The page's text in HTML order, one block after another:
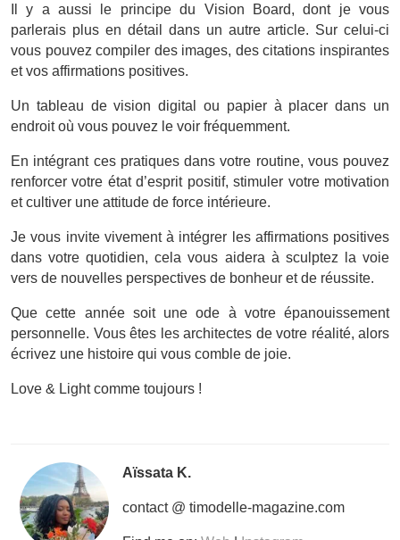
Il y a aussi le principe du Vision Board, dont je vous
parlerais plus en détail dans un autre article. Sur celui-ci
vous pouvez compiler des images, des citations inspirantes
et vos affirmations positives.
Un tableau de vision digital ou papier à placer dans un
endroit où vous pouvez le voir fréquemment.
En intégrant ces pratiques dans votre routine, vous pouvez
renforcer votre état d’esprit positif, stimuler votre motivation
et cultiver une attitude de force intérieure.
Je vous invite vivement à intégrer les affirmations positives
dans votre quotidien, cela vous aidera à sculptez la voie
vers de nouvelles perspectives de bonheur et de réussite.
Que cette année soit une ode à votre épanouissement
personnelle. Vous êtes les architectes de votre réalité, alors
écrivez une histoire qui vous comble de joie.
Love & Light comme toujours !
Aïssata K.
contact @ timodelle-magazine.com